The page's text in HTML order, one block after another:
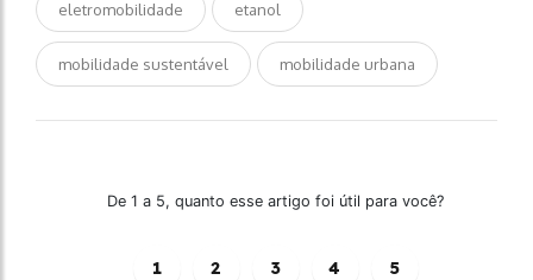
eletromobilidade etanol
mobilidade sustentável mobilidade urbana
De 1 a 5, quanto esse artigo foi útil para você?
1 2 3 4 5